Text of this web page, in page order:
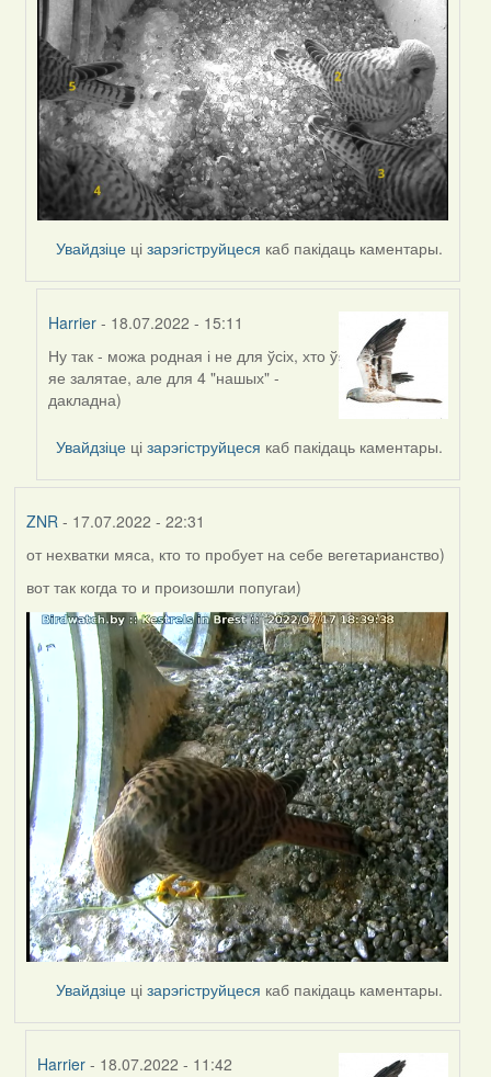
Увайдзіце цізарэгіструйцеся каб пакідаць каментары.
Harrier - 18.07.2022 - 15:11
In
reply
to
Lighty
Ну так - можа родная і не для ўсіх, хто ў
яе залятае, але для 4 "нашых" -
дакладна)
Увайдзіце цізарэгіструйцеся каб пакідаць каментары.
ZNR- 17.07.2022 - 22:31
от нехватки мяса, кто то пробует на себе вегетарианство)
вот так когда то и произошли попугаи)
Увайдзіце цізарэгіструйцеся каб пакідаць каментары.
Harrier - 18.07.2022 - 11:42